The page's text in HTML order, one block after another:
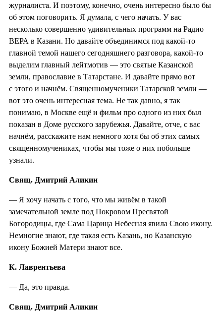
журналиста. И поэтому, конечно, очень интересно было бы
об этом поговорить. Я думала, с чего начать. У вас
несколько совершенно удивительных программ на Радио
ВЕРА в Казани. Но давайте объединимся под какой-то
главной темой нашего сегодняшнего разговора, какой-то
выделим главный лейтмотив — это святые Казанской
земли, православие в Татарстане. И давайте прямо вот
с этого и начнём. Священномученики Татарской земли —
вот это очень интересная тема. Не так давно, я так
понимаю, в Москве ещё и фильм про одного из них был
показан в Доме русского зарубежья. Давайте, отче, с вас
начнём, расскажите нам немного хотя бы об этих самых
священномучениках, чтобы мы тоже о них побольше
узнали.
Свящ. Дмитрий Аликин
— Я хочу начать с того, что мы живём в такой
замечательной земле под Покровом Пресвятой
Богородицы, где Сама Царица Небесная явила Свою икону.
Немногие знают, где такая есть Казань, но Казанскую
икону Божией Матери знают все.
К. Лаврентьева
— Да, это правда.
Свящ. Дмитрий Аликин